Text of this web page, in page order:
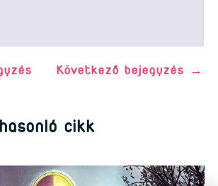
Következő bejegyzés →
cikk